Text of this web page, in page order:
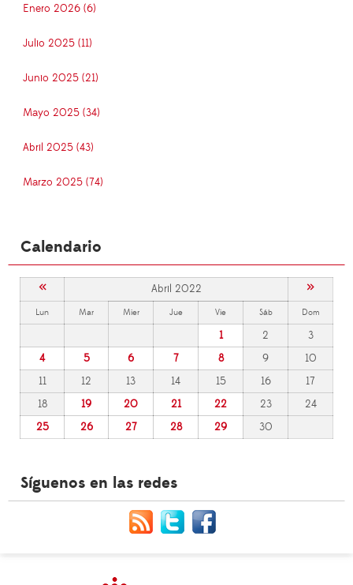
Enero 2026 (6)
Julio 2025 (11)
Junio 2025 (21)
Mayo 2025 (34)
Abril 2025 (43)
Marzo 2025 (74)
Calendario
« Abril 2022 »
Lun Mar Mier Jue Vie Sáb Dom
1 2
3
4
5 6 7 8 9
10
11
12 13 14 15 16
17
18
19 20 21 22 23
24
25
26 27 28 29 30
Síguenos en las redes